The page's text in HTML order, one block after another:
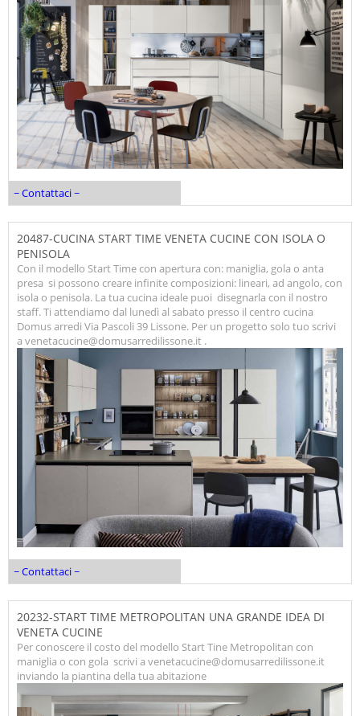
~ Contattaci ~
20487-CUCINA START TIME VENETA CUCINE CON ISOLA O
PENISOLA
Con il modello Start Time con apertura con: maniglia, gola o anta
presa si possono creare infinite composizioni: lineari, ad angolo, con
isola o penisola. La tua cucina ideale puoi disegnarla con il nostro
staff. Ti attendiamo dal lunedì al sabato presso il centro cucina
Domus arredi Via Pascoli 39 Lissone. Per un progetto solo tuo scrivi
a venetacucine@domusarredilissone.it .
~ Contattaci ~
20232-START TIME METROPOLITAN UNA GRANDE IDEA DI
VENETA CUCINE
Per conoscere il costo del modello Start Tine Metropolitan con
maniglia o con gola scrivi a venetacucine@domusarredilissone.it
inviando la piantina della tua abitazione